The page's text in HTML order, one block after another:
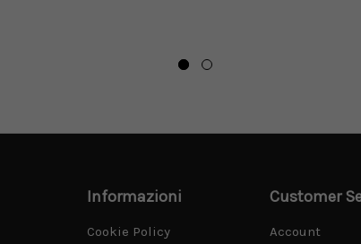
Informazioni
Cookie Policy
Customer
Account